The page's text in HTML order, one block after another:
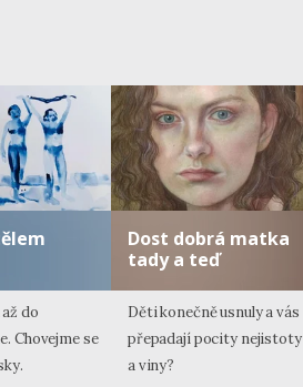
do
Chovejme se
Dost dobrá matka
tady a teď
Děti konečně usnuly a vás
přepadají pocity nejistoty
a viny?